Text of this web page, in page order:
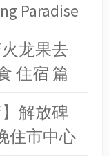
Paradise
龙果去
住宿 篇
解放碑
住市中心